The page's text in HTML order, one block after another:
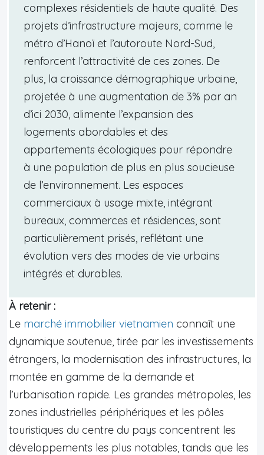
complexes résidentiels de haute qualité. Des
projets d’infrastructure majeurs, comme le
métro d’Hanoï et l’autoroute Nord-Sud,
renforcent l’attractivité de ces zones. De
plus, la croissance démographique urbaine,
projetée à une augmentation de 3% par an
d’ici 2030, alimente l’expansion des
logements abordables et des
appartements écologiques pour répondre
à une population de plus en plus soucieuse
de l’environnement. Les espaces
commerciaux à usage mixte, intégrant
bureaux, commerces et résidences, sont
particulièrement prisés, reflétant une
évolution vers des modes de vie urbains
intégrés et durables.
À retenir :
Le marché immobilier vietnamien connaît une
dynamique soutenue, tirée par les investissements
étrangers, la modernisation des infrastructures, la
montée en gamme de la demande et
l’urbanisation rapide. Les grandes métropoles, les
zones industrielles périphériques et les pôles
touristiques du centre du pays concentrent les
développements les plus notables, tandis que les